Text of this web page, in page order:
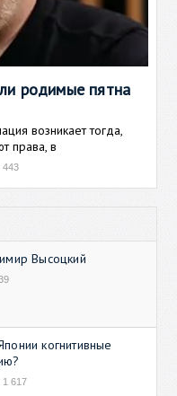
родимые пятна
возникает тогда,
права, в
443
Высоцкий
когнитивные
1 617